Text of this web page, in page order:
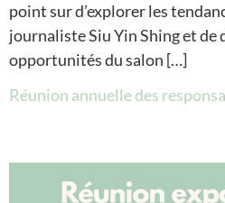
point sur d’explorer les
journaliste Siu Yin Shing et de
opportunités du salon […]
Réunion annuelle des